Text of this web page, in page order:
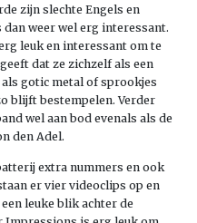
zijn slechte Engels en
weer wel erg interessant.
leuk en interessant om te
dat ze zichzelf als een
gotic metal of sprookjes
blijft bestempelen. Verder
wel aan bod evenals als de
den Adel.
extra nummers en ook
er vier videoclips op en
leuke blik achter de